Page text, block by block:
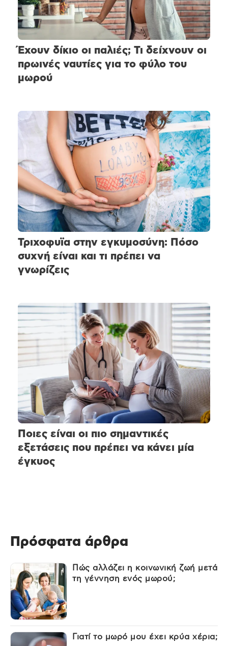
Έχουν δίκιο οι παλιές; Τι δείχνουν οι
πρωινές ναυτίες για το φύλο του
μωρού
Τριχοφυϊα στην εγκυμοσύνη: Πόσο
συχνή είναι και τι πρέπει να
γνωρίζεις
Ποιες είναι οι πιο σημαντικές
εξετάσεις που πρέπει να κάνει μία
έγκυος
Πρόσφατα άρθρα
Πώς αλλάζει η κοινωνική ζωή μετά
τη γέννηση ενός μωρού;
Γιατί το μωρό μου έχει κρύα χέρια;